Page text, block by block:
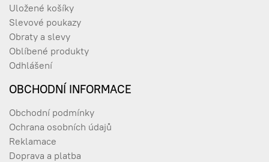
Uložené košíky
Slevové poukazy
Obraty a slevy
Oblíbené produkty
Odhlášení
OBCHODNÍ INFORMACE
Obchodní podmínky
Ochrana osobních údajů
Reklamace
Doprava a platba